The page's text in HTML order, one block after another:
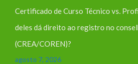
Certificado de Curso Técnico vs.
deles dá direito ao registro no
(CREA/COREN)?
agosto 7, 2026